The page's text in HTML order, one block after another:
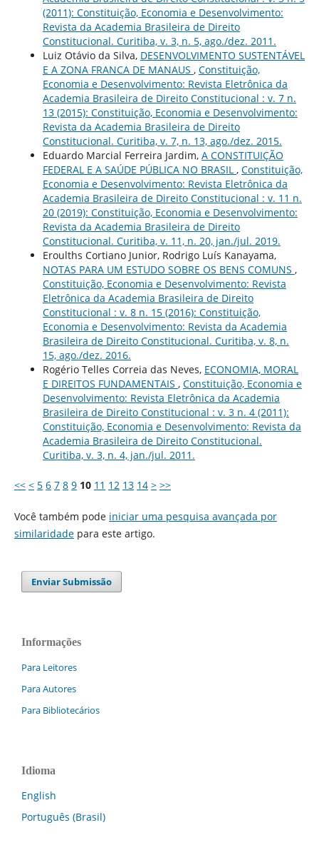
(2011): Constituição, Economia e Desenvolvimento:
Revista da Academia Brasileira de Direito
Constitucional. Curitiba, v. 3, n. 5, ago./dez. 2011.
Luiz Otávio da Silva, DESENVOLVIMENTO SUSTENTÁVEL
E A ZONA FRANCA DE MANAUS , Constituição,
Economia e Desenvolvimento: Revista Eletrônica da
Academia Brasileira de Direito Constitucional : v. 7 n.
13 (2015): Constituição, Economia e Desenvolvimento:
Revista da Academia Brasileira de Direito
Constitucional. Curitiba, v. 7, n. 13, ago./dez. 2015.
Eduardo Marcial Ferreira Jardim, A CONSTITUIÇÃO
FEDERAL E A SAÚDE PÚBLICA NO BRASIL , Constituição,
Economia e Desenvolvimento: Revista Eletrônica da
Academia Brasileira de Direito Constitucional : v. 11 n.
20 (2019): Constituição, Economia e Desenvolvimento:
Revista da Academia Brasileira de Direito
Constitucional. Curitiba, v. 11, n. 20, jan./jul. 2019.
Eroulths Cortiano Junior, Rodrigo Luís Kanayama,
NOTAS PARA UM ESTUDO SOBRE OS BENS COMUNS ,
Constituição, Economia e Desenvolvimento: Revista
Eletrônica da Academia Brasileira de Direito
Constitucional : v. 8 n. 15 (2016): Constituição,
Economia e Desenvolvimento: Revista da Academia
Brasileira de Direito Constitucional. Curitiba, v. 8, n.
15, ago./dez. 2016.
Rogério Telles Correia das Neves, ECONOMIA, MORAL
E DIREITOS FUNDAMENTAIS , Constituição, Economia e
Desenvolvimento: Revista Eletrônica da Academia
Brasileira de Direito Constitucional : v. 3 n. 4 (2011):
Constituição, Economia e Desenvolvimento: Revista da
Academia Brasileira de Direito Constitucional.
Curitiba, v. 3, n. 4, jan./jul. 2011.
<< < 5 6 7 8 9 10 11 12 13 14 > >>
Você também pode iniciar uma pesquisa avançada por
similaridadepara este artigo.
Enviar Submissão
Informações
Para Leitores
Para Autores
Para Bibliotecários
Idioma
English
Português (Brasil)